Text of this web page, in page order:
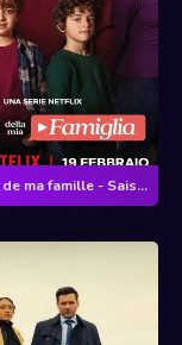
L'Histoire de ma famille - Saison 1